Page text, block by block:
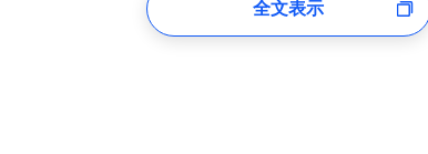
引のあるもしくは委託を受けている保険会社・提携会社
それらに付帯、関連する当社および提携会社のサービスを
全文表示